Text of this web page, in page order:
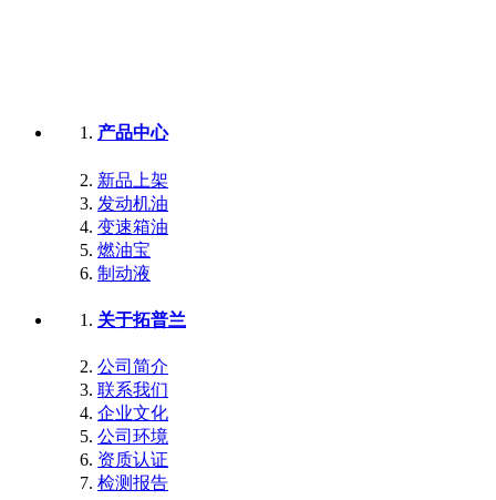
产品中心
新品上架
发动机油
变速箱油
燃油宝
制动液
关于拓普兰
公司简介
联系我们
企业文化
公司环境
资质认证
检测报告